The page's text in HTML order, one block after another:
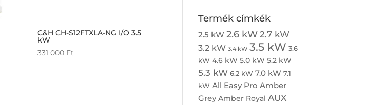
C&H CH-S12FTXLA-NG I/O 3.5
kW
331 000 Ft
Termék címkék
2.5 kW 2.6 kW2.7 kW
3.2 kW 3.4 kW 3.5 kW 3.6
kW 4.6 kW 5.0 kW 5.2 kW
5.3 kW 6.2 kW 7.0 kW 7.1
kW All Easy Pro Amber
Grey Amber Royal AUX